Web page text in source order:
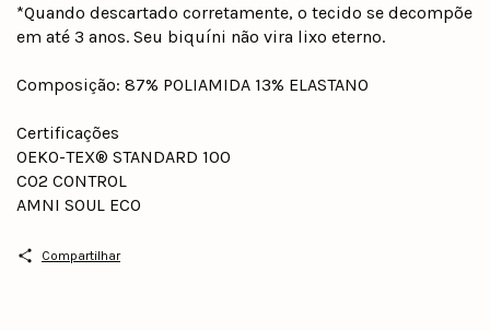
*Quando descartado corretamente, o tecido se decompõe
em até 3 anos. Seu biquíni não vira lixo eterno.
Composição: 87% POLIAMIDA 13% ELASTANO
Certificações
OEKO-TEX® STANDARD 100
CO2 CONTROL
AMNI SOUL ECO
Compartilhar